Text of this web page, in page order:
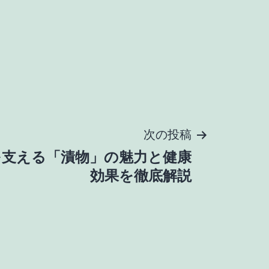
次の投稿
える「漬物」の魅力と健康
効果を徹底解説